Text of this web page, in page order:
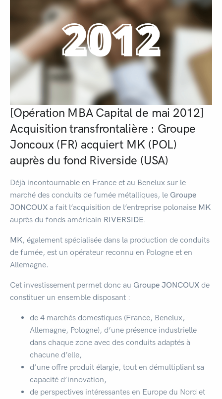
[Opération MBA Capital de mai 2012]
Acquisition transfrontalière : Groupe
Joncoux (FR) acquiert MK (POL)
auprès du fond Riverside (USA)
Déjà incontournable en France et au Benelux sur le
marché des conduits de fumée métalliques, le Groupe
JONCOUX a fait l’acquisition de l’entreprise polonaise MK
auprès du fonds américain RIVERSIDE.
MK, également spécialisée dans la production de conduits
de fumée, est un opérateur reconnu en Pologne et en
Allemagne.
Cet investissement permet donc au Groupe JONCOUX de
constituer un ensemble disposant :
de 4 marchés domestiques (France, Benelux,
Allemagne, Pologne), d’une présence industrielle
dans chaque zone avec des conduits adaptés à
chacune d’elle,
d’une offre produit élargie, tout en démultipliant sa
capacité d’innovation,
de perspectives intéressantes en Europe du Nord et